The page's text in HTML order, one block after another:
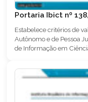
Portaria Ibict nº
Estabelece critérios de
Autônomo e de Pessoa
de Informação em